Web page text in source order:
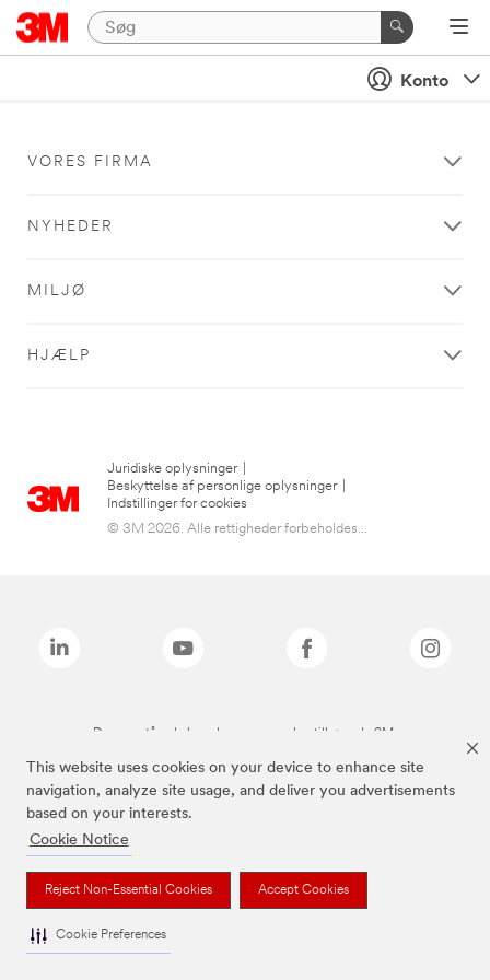
This website uses cookies on your device to enhance site
navigation, analyze site usage, and deliver you advertisements
based on your interests.
Cookie Notice
Reject Non-Essential Cookies Accept Cookies
Cookie Preferences
Konto
VORES FIRMA
NYHEDER
MILJØ
HJÆLP
Juridiske oplysninger
Beskyttelse af personlige oplysninger
Indstillinger for cookies
© 3M 2026. Alle rettigheder forbeholdes...
De ovenstående brands er varemærker tilhørende 3M.